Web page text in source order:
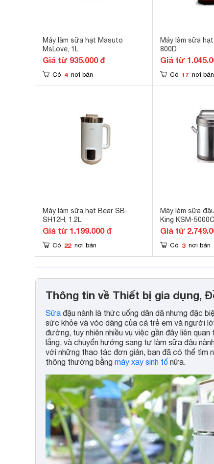
Máy làm sữa hạt Masuto
MsLove, 1L
Giá từ 935.000 đ
Có 4 nơi bán
Máy làm sữa
800D
Giá từ
Có 17 nơi bán
Máy làm sữa hạt Bear SB-
SH12H, 1.2L
Giá từ 1.199.000 đ
Có 22 nơi bán
Máy làm sữa
King KSM-
CG) - 5.5 lít
Giá từ
Có 3 nơi bán
Thông tin về Thiết bị gia dụng,
Sữa đậu nành là thức uống dân dã nhưng đặc
sức khỏe và vóc dáng của cả trẻ em và người
đường, tuy nhiên nhiều vụ việc gần đây liên
lắng, và chuyển hướng sang tự làm sữa đậu
với những thao tác đơn giản, bạn đã có thể tìm
thông thường bằng máy xay sinh tố nữa.